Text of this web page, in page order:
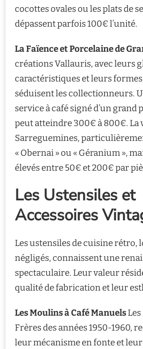
cocottes ovales ou les plats de
dépassent parfois 100€ l’unité.
La Faïence et Porcelaine de
créations Vallauris, avec leurs
caractéristiques et leurs
séduisent les collectionneurs.
service à café signé d’un grand
peut atteindre 300€ à 800€. La
Sarreguemines,
« Obernai » ou « Géranium »,
élevés entre 50€ et 200€ par
Les Ustensiles et
Accessoires
Les ustensiles de cuisine rétro,
négligés, connaissent une
spectaculaire. Leur valeur
qualité de fabrication et leur
Les Moulins à Café Manuels
Frères des années 1950-1960,
leur mécanisme en fonte et